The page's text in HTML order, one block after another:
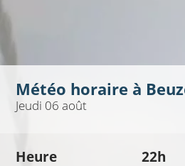
Météo horaire à
Jeudi 06 août
Heure 22h